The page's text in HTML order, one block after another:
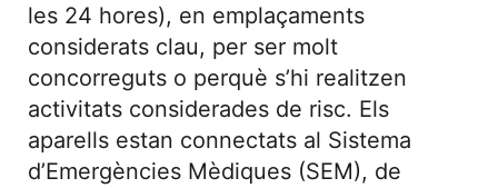
les 24 hores), en emplaçaments
considerats clau, per ser molt
concorreguts o perquè s’hi realitzen
activitats considerades de risc. Els
aparells estan connectats al Sistema
d’Emergències Mèdiques (SEM), de